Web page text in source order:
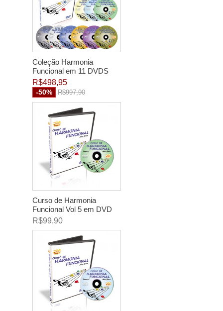
Coleção Harmonia
Funcional em 11 DVDS
R$498,95
-50% R$997,90
Curso de Harmonia
Funcional Vol 5 em DVD
R$99,90